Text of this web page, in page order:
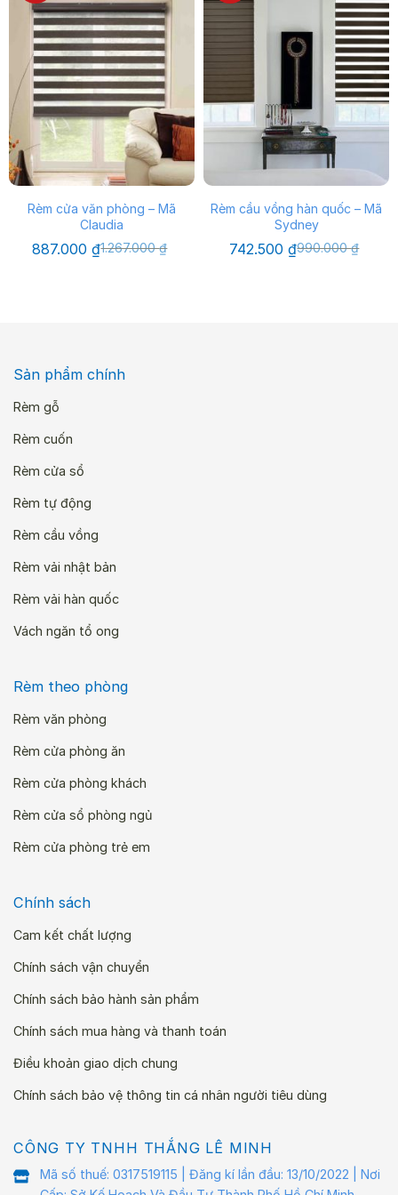
Rèm cửa văn phòng – Mã
Claudia
1.267.000₫
Giá
887.000₫Giá
Rèm cầu vồng hàn quốc – Mã
Sydney
990.000₫
Giá
gốc
742.500₫Giá
hiện
Sản phẩm chính
Rèm gỗ
Rèm cuốn
Rèm cửa sổ
Rèm tự động
Rèm cầu vồng
Rèm vải nhật bản
Rèm vải hàn quốc
Vách ngăn tổ ong
Rèm theo phòng
Rèm văn phòng
Rèm cửa phòng ăn
Rèm cửa phòng khách
Rèm cửa sổ phòng ngủ
Rèm cửa phòng trẻ em
Chính sách
Cam kết chất lượng
Chính sách vận chuyển
Chính sách bảo hành sản phẩm
Chính sách mua hàng và thanh toán
Điều khoản giao dịch chung
Chính sách bảo vệ thông tin cá nhân người tiêu dùng
CÔNG TY TNHH THẮNG LÊ MINH
Mã số thuế: 0317519115 | Đăng kí lần đầu: 13/10/2022 | Nơi